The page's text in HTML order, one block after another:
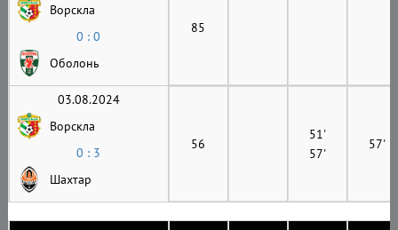
Ворскла
0 : 0
Оболонь
85
03.08.2024
Ворскла
0 : 3
Шахтар
56
51'
57'
57'